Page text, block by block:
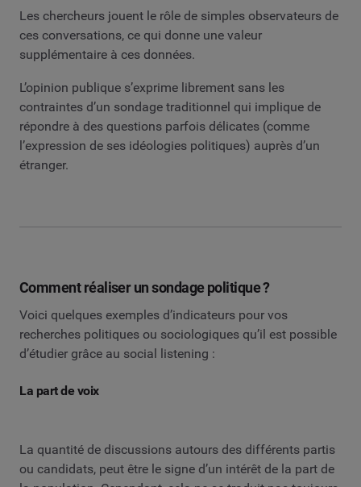
Les chercheurs jouent le rôle de simples observateurs de
ces conversations, ce qui donne une valeur
supplémentaire à ces données.
L’opinion publique s’exprime librement sans les
contraintes d’un sondage traditionnel qui implique de
répondre à des questions parfois délicates (comme
l’expression de ses idéologies politiques) auprès d’un
étranger.
Comment réaliser un sondage politique ?
Voici quelques exemples d’indicateurs pour vos
recherches politiques ou sociologiques qu’il est possible
d’étudier grâce au social listening :
La part de voix
La quantité de discussions autours des différents partis
ou candidats, peut être le signe d’un intérêt de la part de